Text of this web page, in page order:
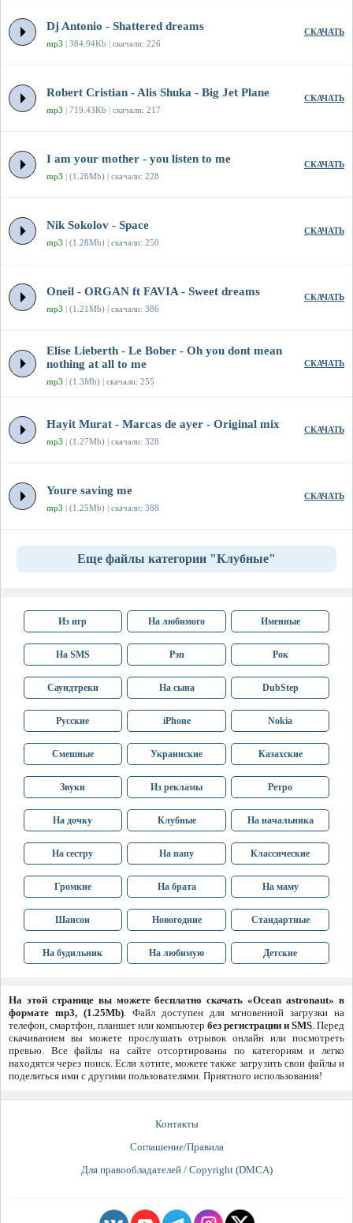
Dj Antonio - Shattered dreams
mp3 | 384.94Kb | скачали: 226
СКАЧАТЬ
Robert Cristian - Alis Shuka - Big Jet Plane
mp3 | 719.43Kb | скачали: 217
СКАЧАТЬ
I am your mother - you listen to me
mp3 | (1.26Mb) | скачали: 228
СКАЧАТЬ
Nik Sokolov - Space
mp3 | (1.28Mb) | скачали: 250
СКАЧАТЬ
Oneil - ORGAN ft FAVIA - Sweet dreams
mp3 | (1.21Mb) | скачали: 386
СКАЧАТЬ
Elise Lieberth - Le Bober - Oh you dont mean
nothing at all to me
mp3 | (1.3Mb) | скачали: 255
СКАЧАТЬ
Hayit Murat - Marcas de ayer - Original mix
mp3 | (1.27Mb) | скачали: 328
СКАЧАТЬ
Youre saving me
mp3 | (1.25Mb) | скачали: 388
СКАЧАТЬ
Еще файлы категории "Клубные"
Из игр На любимого Именные
На SMS Рэп Рок
Саундтреки На сына DubStep
Русские iPhone Nokia
Смешные Украинские Казахские
Звуки Из рекламы Ретро
На дочку Клубные На начальника
На сестру На папу Классические
Громкие На брата На маму
Шансон Новогодние Стандартные
На будильник На любимую Детские
На этой странице вы можете бесплатно скачать «Ocean astronaut» в
формате mp3, (1.25Mb). Файл доступен для мгновенной загрузки на
телефон, смартфон, планшет или компьютер без регистрации и SMS. Перед
скачиванием вы можете прослушать отрывок онлайн или посмотреть
превью. Все файлы на сайте отсортированы по категориям и легко
находятся через поиск. Если хотите, можете также загрузить свои файлы и
поделиться ими с другими пользователями. Приятного использования!
Контакты
Соглашение/Правила
Для правообладателей / Copyright (DMCA)